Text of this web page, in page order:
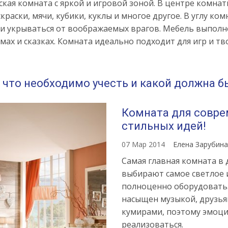
комната с яркой и игровой зоной. В центре
мячи, кубики, куклы и многое другое. В углу
укрываться от воображаемых врагов. Мебель
и сказках. Комната идеально подходит для игр и
необходимо учесть и какой должна
Комната для
стильных идей!
07 Мар 2014 Елена
Самая главная комната в
выбирают самое
полноценно
насыщен музыкой,
кумирами, поэтому
реализоваться.